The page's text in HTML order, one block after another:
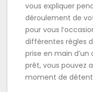
vous expliquer
déroulement de
pour vous
différentes règles
prise en main d’un
prêt, vous pouvez
moment de